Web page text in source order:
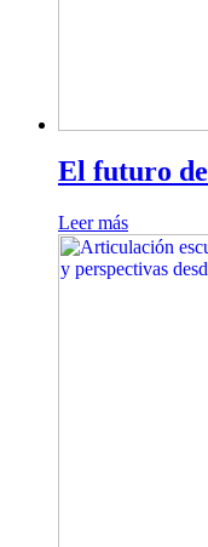
El futuro
Leer más